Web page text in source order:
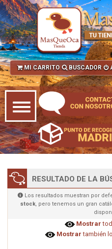
MI CARRITO BUSCADOR
RESULTADO DE LA
Los resultados muestran por
stock, pero tenemos un gran
Mostrar
Mostrar también